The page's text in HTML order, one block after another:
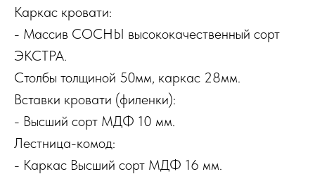
Каркас кровати:
- Массив СОСНЫ высококачественный сорт
ЭКСТРА.
Столбы толщиной 50мм, каркас 28мм.
Вставки кровати (филенки):
- Высший сорт МДФ 10 мм.
Лестница-комод:
- Каркас Высший сорт МДФ 16 мм.